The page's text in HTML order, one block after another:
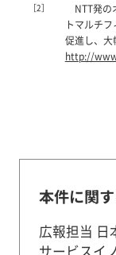
［2］
NTT発の
トマルチ
促進し、大
http://
本件に関
広報担当 日